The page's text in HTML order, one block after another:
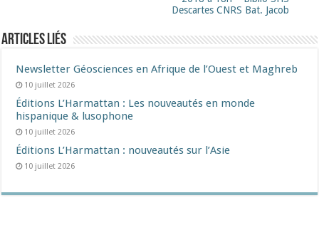
Descartes CNRS Bat. Jacob
Articles liés
Newsletter Géosciences en Afrique de l’Ouest et Maghreb
10 juillet 2026
Éditions L’Harmattan : Les nouveautés en monde
hispanique & lusophone
10 juillet 2026
Éditions L’Harmattan : nouveautés sur l’Asie
10 juillet 2026